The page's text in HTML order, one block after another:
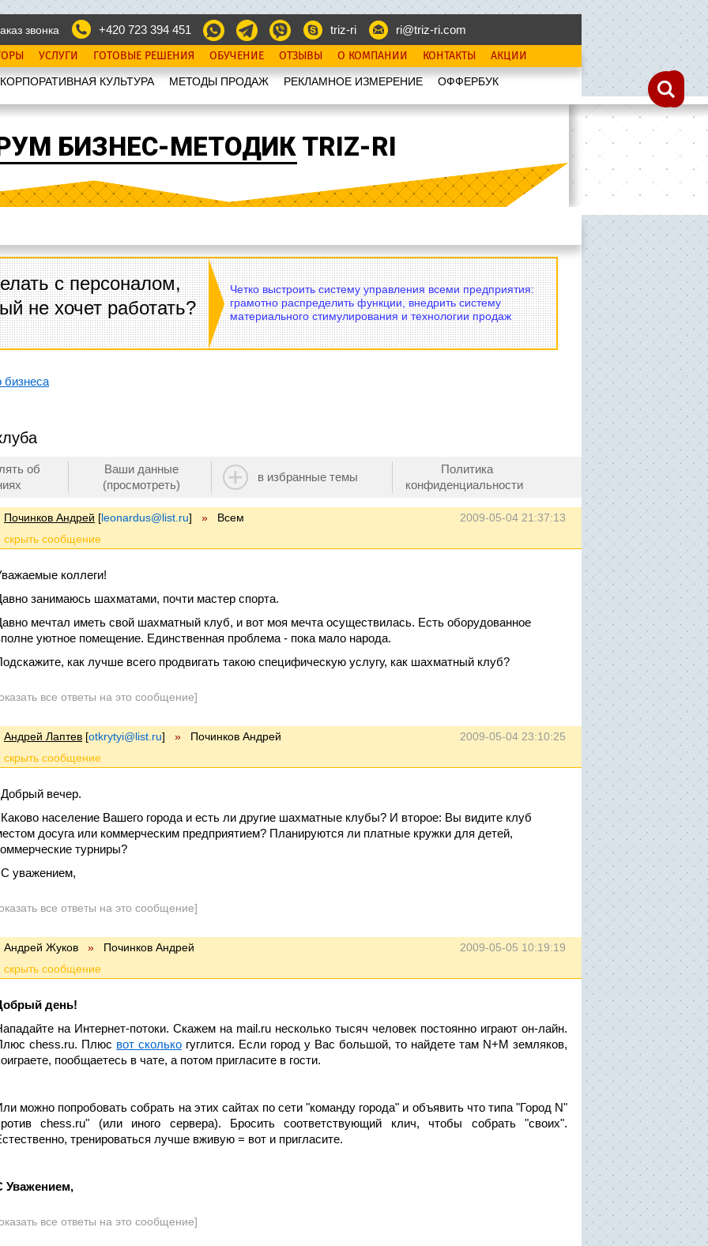
звонка +420 723 394 451 triz-ri ri@triz-ri.com
УСЛУГИ ГОТОВЫЕ РЕШЕНИЯ ОБУЧЕНИЕ ОТЗЫВЫ О КОМПАНИИ КОНТАКТЫ АКЦИИ
КОРПОРАТИВНАЯ КУЛЬТУРА МЕТОДЫ ПРОДАЖ РЕКЛАМНОЕ ИЗМЕРЕНИЕ OФФЕРБУК
БИЗНЕС-МЕТОДИК TRIZ-RI
с персоналом,
не хочет работать?
Четко выстроить систему управления всеми предприятия:
грамотно распределить функции, внедрить систему
материального стимулирования и технологии продаж
бизнеса
об
Ваши данные
(просмотреть)
в избранные темы
Политика
конфиденциальности
2009-05-04 21:37:13
Починков Андрей [leonardus@list.ru] » Всем
коллеги!
занимаюсь шахматами, почти мастер спорта.
мечтал иметь свой шахматный клуб, и вот моя мечта осуществилась. Есть оборудованное
уютное помещение. Единственная проблема - пока мало народа.
как лучше всего продвигать такою специфическую услугу, как шахматный клуб?
все ответы на это сообщение]
2009-05-04 23:10:25
Андрей Лаптев [otkrytyi@list.ru] » Починков Андрей
вечер.
население Вашего города и есть ли другие шахматные клубы? И второе: Вы видите клуб
досуга или коммерческим предприятием? Планируются ли платные кружки для детей,
турниры?
уважением,
все ответы на это сообщение]
2009-05-05 10:19:19
Андрей Жуков » Починков Андрей
день!
на Интернет-потоки. Скажем на mail.ru несколько тысяч человек постоянно играют он-лайн.
chess.ru. Плюс вот сколько гуглится. Если город у Вас большой, то найдете там N+M земляков,
пообщаетесь в чате, а потом пригласите в гости.
можно попробовать собрать на этих сайтах по сети "команду города" и объявить что типа "Город N"
chess.ru" (или иного сервера). Бросить соответствующий клич, чтобы собрать "своих".
тренироваться лучше вживую = вот и пригласите.
Уважением,
все ответы на это сообщение]